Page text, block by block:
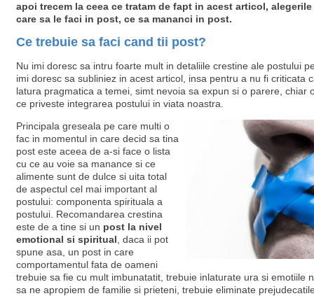
apoi trecem la ceea ce tratam de fapt in acest articol,
care sa le faci in post, ce sa mananci in post.
Ce trebuie sa faci cand tii post?
Nu imi doresc sa intru foarte mult in detaliile crestine ale postului
imi doresc sa subliniez in acest articol, insa pentru a nu fi criticata
latura pragmatica a temei, simt nevoia sa expun si o parere, chiar
ce priveste integrarea postului in viata noastra.
Principala greseala pe care multi o
fac in momentul in care decid sa tina
post este aceea de a-si face o lista
cu ce au voie sa manance si ce
alimente sunt de dulce si uita total
de aspectul cel mai important al
postului: componenta spirituala a
postului. Recomandarea crestina
este de a tine si un post la nivel
emotional si spiritual , daca ii pot
spune asa, un post in care
comportamentul fata de oameni
trebuie sa fie cu mult imbunatatit, trebuie inlaturate ura si emotiile
sa ne apropiem de familie si prieteni, trebuie eliminate